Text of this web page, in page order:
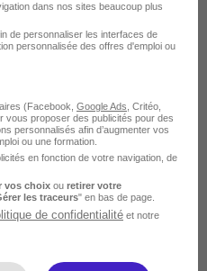
Courte
dans nos sites beaucoup plus
de personnaliser les interfaces de
personnalisée des offres d'emploi ou
(Facebook, Google Ads , Critéo,
vous proposer des publicités pour des
personnalisés afin d’augmenter vos
ou une formation.
en fonction de votre navigation, de
vos choix ou retirer votre
les traceurs" en bas de page.
de confidentialité et notre